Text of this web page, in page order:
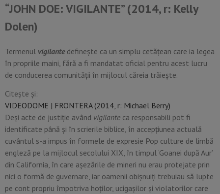
“JOHN DOE: VIGILANTE”(2014, r: Kelly
Dolen)
Termenul vigilantedefineşte ca un simplu cetăţean care ia legea
în propriile maini, fără a fi mandatat oficial pentru acest lucru
de conducerea comunităţii în mijlocul căreia trăieşte.
Citește și:
VIDEODOME | FRONTERA (2014, r: Michael Berry)
Deşi acte de justiţie având vigilante ca responsabili pot fi
identificate până şi în scrierile biblice, în accepţiunea actuală
cuvântul s-a impus în formele de expresie Pop culture de limbă
engleză pe la mijlocul secolului XIX, în timpul ‘Goanei după Aur’
din California, în care aşezările de mineri nu erau protejate prin
nici o formă de guvernare, iar oamenii obişnuiţi trebuiau să lupte
pe cont propriu împotriva hoţilor, ucigaşilor şi violatorilor care